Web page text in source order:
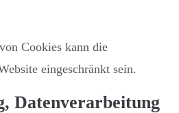
Cookies kann die
eingeschränkt sein.
Datenverarbeitung